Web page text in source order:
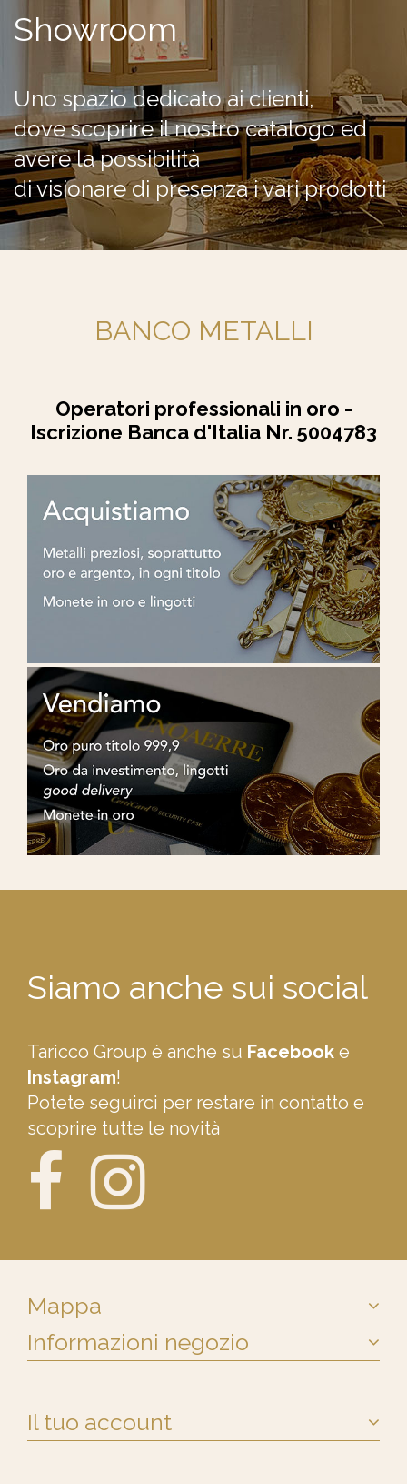
Showroom
Uno spazio dedicato ai clienti,
dove scoprire il nostro catalogo ed
avere la possibilità
di visionare di presenza i vari prodotti
BANCO METALLI
Operatori professionali in oro -
Iscrizione Banca d'Italia Nr. 5004783
Siamo anche sui social
Taricco Group è anche su Facebook e
Instagram!
Potete seguirci per restare in contatto e
scoprire tutte le novità
Mappa
Informazioni negozio
Il tuo account